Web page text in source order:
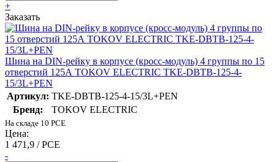
+
Заказать
Шина на DIN-рейку в корпусе (кросс-модуль) 4 группы по 15
отверстий 125А TOKOV ELECTRIC TKE-DBTB-125-4-
15/3L+PEN
Артикул: TKE-DBTB-125-4-15/3L+PEN
Бренд:
TOKOV ELECTRIC
На складе 10 PCE
Цена:
1 471,9 / PCE
-